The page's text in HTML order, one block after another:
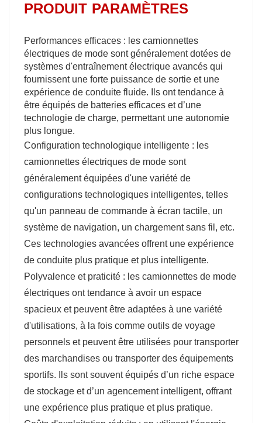
PRODUIT PARAMÈTRES
Performances efficaces : les camionnettes
électriques de mode sont généralement dotées de
systèmes d'entraînement électrique avancés qui
fournissent une forte puissance de sortie et une
expérience de conduite fluide. Ils ont tendance à
être équipés de batteries efficaces et d’une
technologie de charge, permettant une autonomie
plus longue.
Configuration technologique intelligente : les
camionnettes électriques de mode sont
généralement équipées d'une variété de
configurations technologiques intelligentes, telles
qu'un panneau de commande à écran tactile, un
système de navigation, un chargement sans fil, etc.
Ces technologies avancées offrent une expérience
de conduite plus pratique et plus intelligente.
Polyvalence et praticité : les camionnettes de mode
électriques ont tendance à avoir un espace
spacieux et peuvent être adaptées à une variété
d'utilisations, à la fois comme outils de voyage
personnels et peuvent être utilisées pour transporter
des marchandises ou transporter des équipements
sportifs. Ils sont souvent équipés d’un riche espace
de stockage et d’un agencement intelligent, offrant
une expérience plus pratique et plus pratique.